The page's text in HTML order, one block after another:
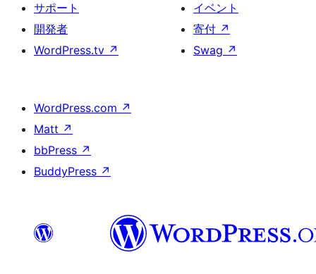
サポート
開発者
WordPress.tv ↗
イベント
寄付 ↗
Swag ↗
WordPress.com ↗
Matt ↗
bbPress ↗
BuddyPress ↗